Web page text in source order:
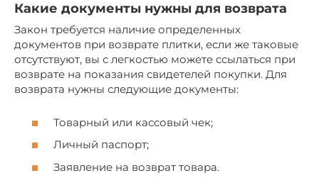
Какие документы нужны для возврата
Закон требуется наличие определенных
документов при возврате плитки, если же таковые
отсутствуют, вы с легкостью можете ссылаться при
возврате на показания свидетелей покупки. Для
возврата нужны следующие документы:
Товарный или кассовый чек;
Личный паспорт;
Заявление на возврат товара.